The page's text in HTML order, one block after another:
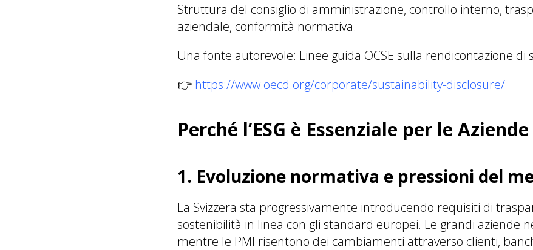
Struttura del consiglio di amministrazione, controllo interno,
aziendale, conformità normativa.
Una fonte autorevole: Linee guida OCSE sulla rendicontazione di
👉 https://www.oecd.org/corporate/sustainability-disclosure/
Perché l’ESG è Essenziale per le
1. Evoluzione normativa e pressioni del
La Svizzera sta progressivamente introducendo requisiti di
sostenibilità in linea con gli standard europei. Le grandi aziende
mentre le PMI risentono dei cambiamenti attraverso clienti,